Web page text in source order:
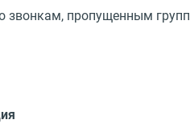
звонкам, пропущенным